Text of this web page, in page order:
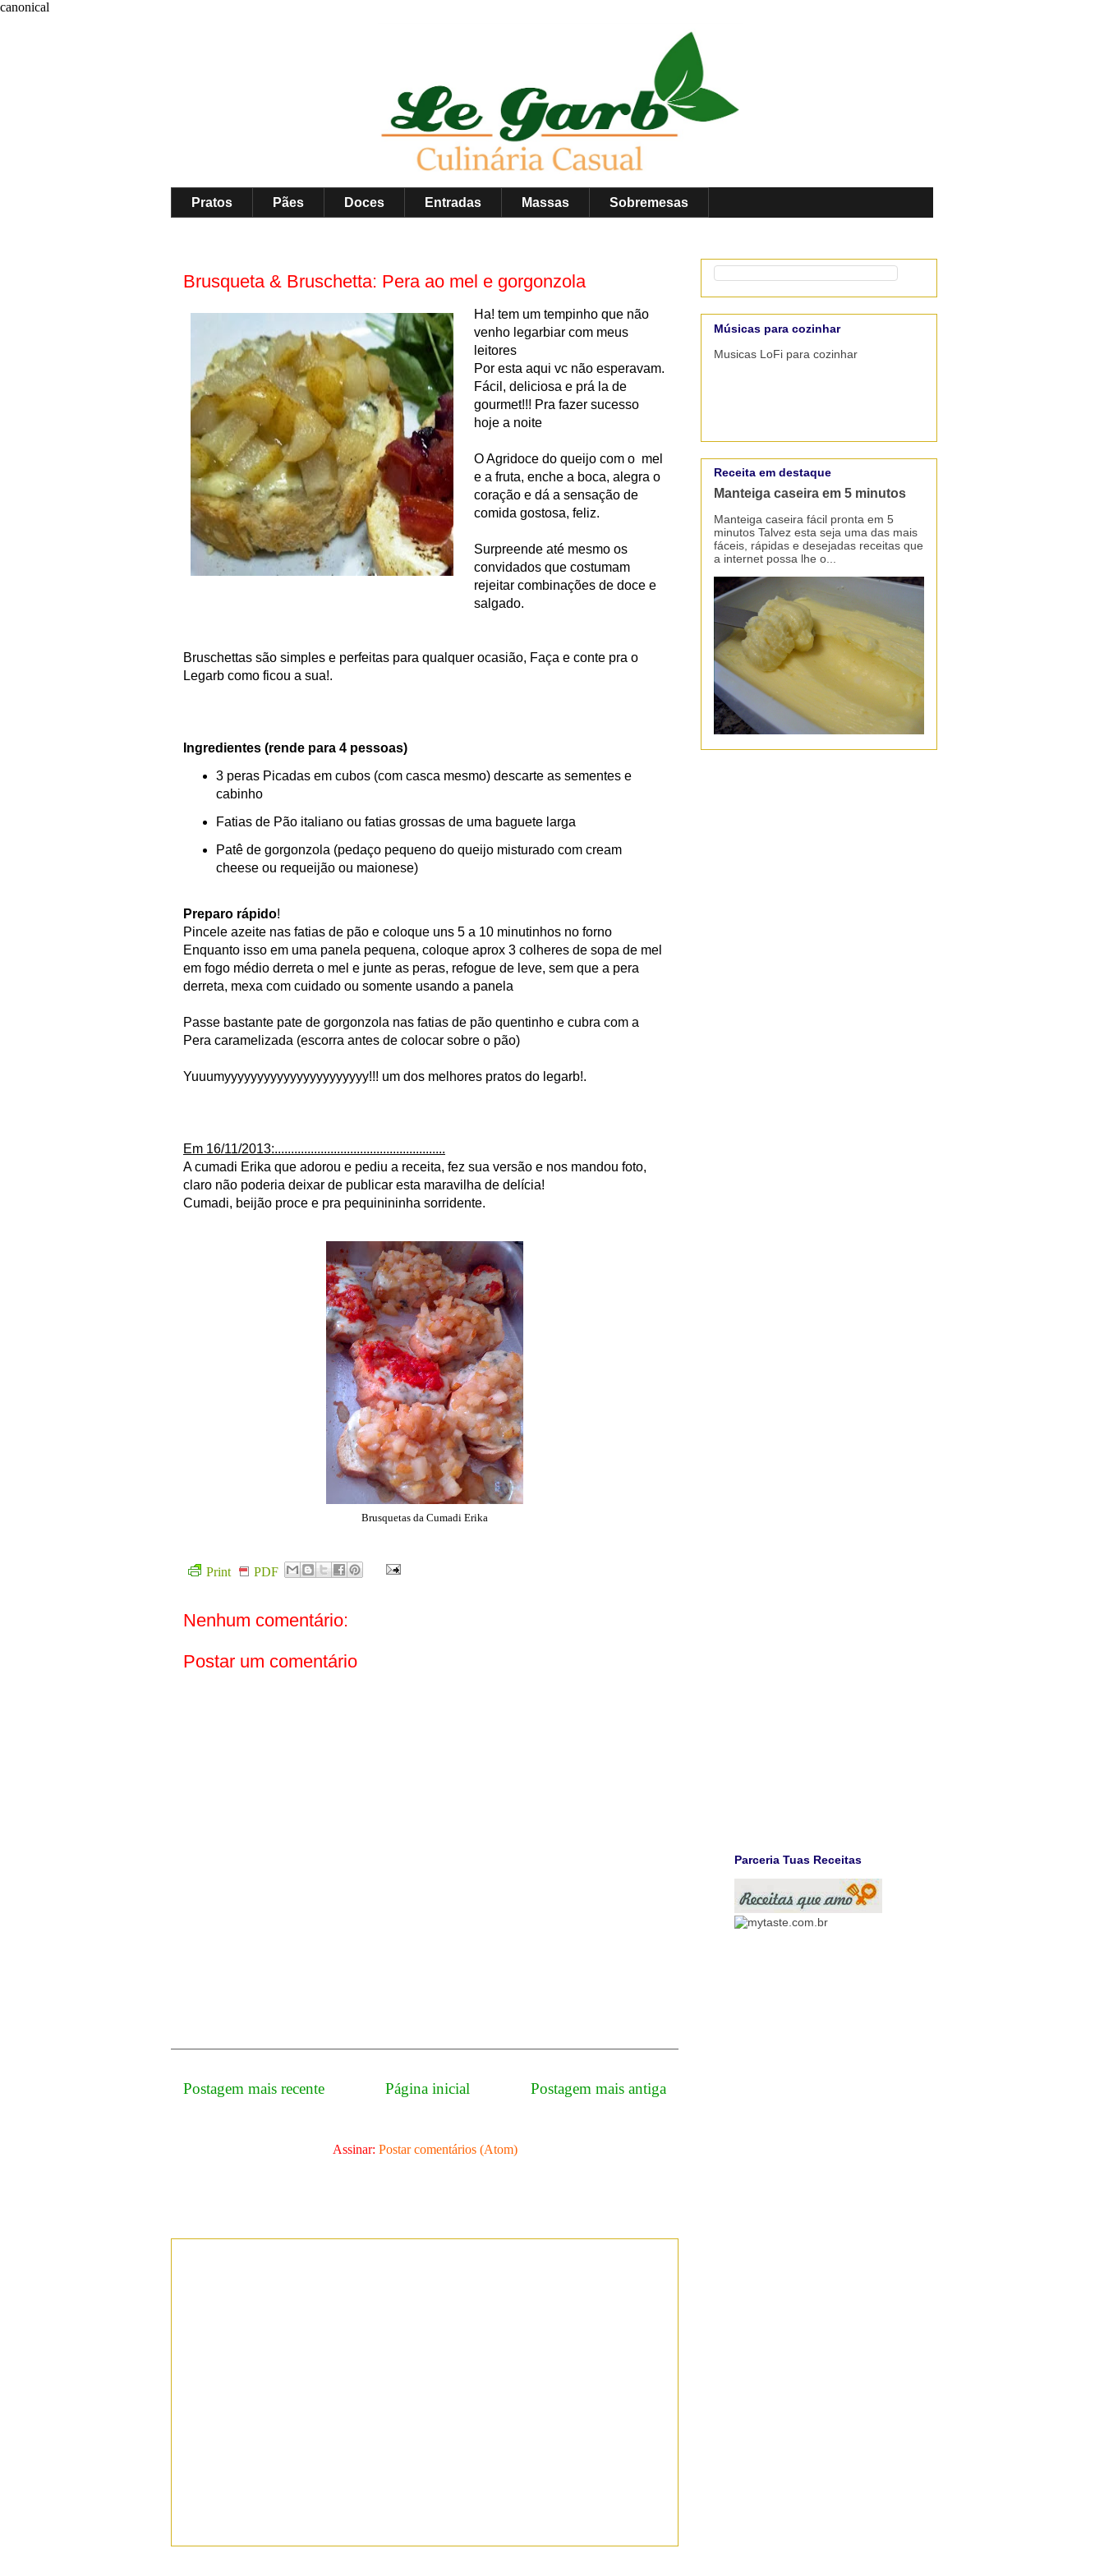
canonical
Pratos Pães Doces Entradas Massas Sobremesas
Brusqueta & Bruschetta: Pera ao mel e gorgonzola
Ha! tem um tempinho que não
venho legarbiar com meus
leitores
Por esta aqui vc não esperavam.
Fácil, deliciosa e prá la de
gourmet!!! Pra fazer sucesso
hoje a noite
O Agridoce do queijo com o mel
e a fruta, enche a boca, alegra o
coração e dá a sensação de
comida gostosa, feliz.
Surpreende até mesmo os
convidados que costumam
rejeitar combinações de doce e
salgado.
Bruschettas são simples e perfeitas para qualquer ocasião, Faça e conte pra o
Legarb como ficou a sua!.
Ingredientes (rende para 4 pessoas)
3 peras Picadas em cubos (com casca mesmo) descarte as sementes e
cabinho
Fatias de Pão italiano ou fatias grossas de uma baguete larga
Patê de gorgonzola (pedaço pequeno do queijo misturado com cream
cheese ou requeijão ou maionese)
Preparo rápido!
Pincele azeite nas fatias de pão e coloque uns 5 a 10 minutinhos no forno
Enquanto isso em uma panela pequena, coloque aprox 3 colheres de sopa de mel
em fogo médio derreta o mel e junte as peras, refogue de leve, sem que a pera
derreta, mexa com cuidado ou somente usando a panela
Passe bastante pate de gorgonzola nas fatias de pão quentinho e cubra com a
Pera caramelizada (escorra antes de colocar sobre o pão)
Yuuumyyyyyyyyyyyyyyyyyyyyyy!!! um dos melhores pratos do legarb!.
Em 16/11/2013:....................................................
A cumadi Erika que adorou e pediu a receita, fez sua versão e nos mandou foto,
claro não poderia deixar de publicar esta maravilha de delícia!
Cumadi, beijão proce e pra pequinininha sorridente.
Brusquetas da Cumadi Erika
Print PDF
Nenhum comentário:
Postar um comentário
Postagem mais recente Postagem mais antiga
Página inicial
Assinar: Postar comentários (Atom)
Músicas para cozinhar
Musicas LoFi para cozinhar
Receita em destaque
Manteiga caseira em 5 minutos
Manteiga caseira fácil pronta em 5
minutos Talvez esta seja uma das mais
fáceis, rápidas e desejadas receitas que
a internet possa lhe o...
Parceria Tuas Receitas